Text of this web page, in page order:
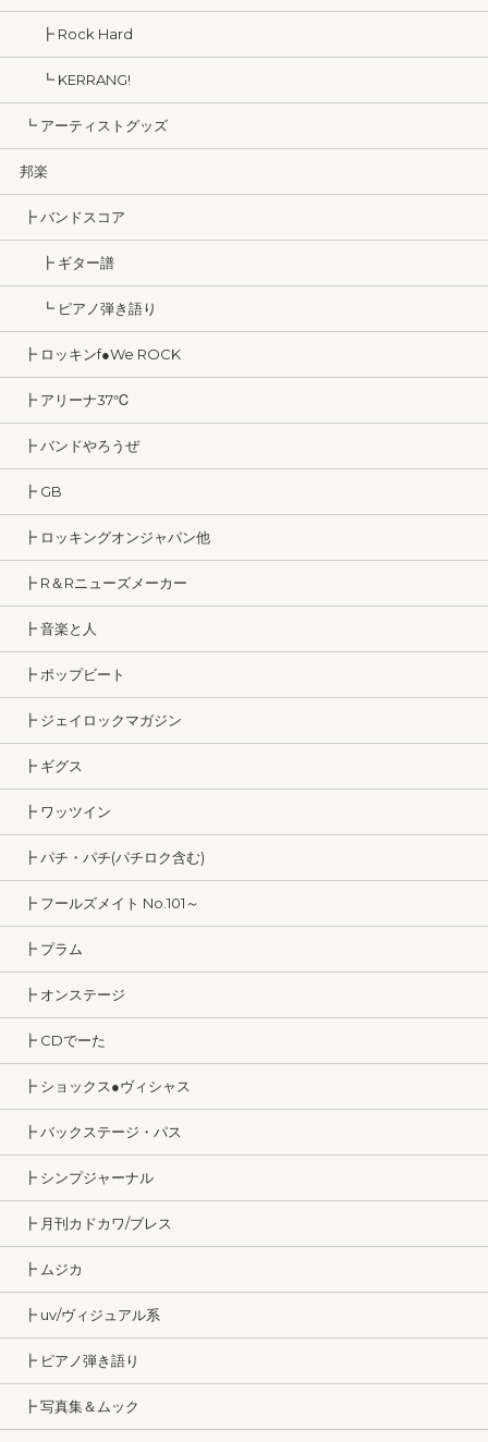
┣ Rock Hard
┗ KERRANG!
┗ アーティストグッズ
邦楽
┣ バンドスコア
┣ ギター譜
┗ ピアノ弾き語り
┣ ロッキンf●We ROCK
┣ アリーナ37℃
┣ バンドやろうぜ
┣ GB
┣ ロッキングオンジャパン他
┣ R＆Rニューズメーカー
┣ 音楽と人
┣ ポップビート
┣ ジェイロックマガジン
┣ ギグス
┣ ワッツイン
┣ パチ・パチ(パチロク含む)
┣ フールズメイト No.101～
┣ プラム
┣ オンステージ
┣ CDでーた
┣ ショックス●ヴィシャス
┣ バックステージ・パス
┣ シンプジャーナル
┣ 月刊カドカワ/ブレス
┣ ムジカ
┣ uv/ヴィジュアル系
┣ ピアノ弾き語り
┣ 写真集＆ムック